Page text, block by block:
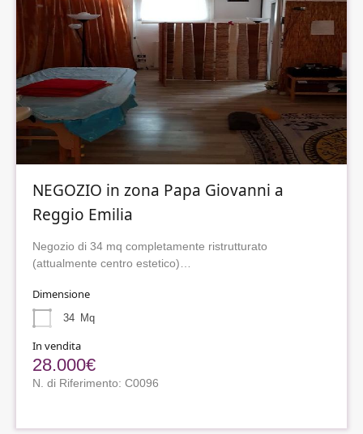
NEGOZIO in zona Papa Giovanni a
Reggio Emilia
Negozio di 34 mq completamente ristrutturato
(attualmente centro estetico)…
Dimensione
34 Mq
In vendita
28.000€
N. di Riferimento: C0096